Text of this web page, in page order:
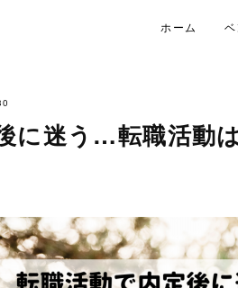
ホーム
に迷う…転職活動